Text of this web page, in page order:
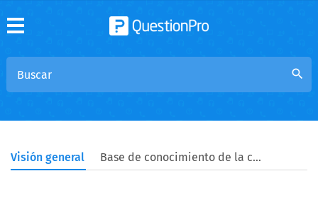
search
Visión general Base de conocimiento de la comunidad